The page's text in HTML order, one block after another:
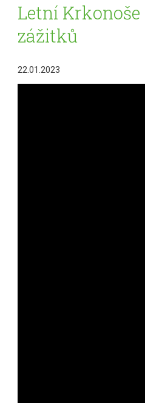
Letní
zážitků
22.01.2023